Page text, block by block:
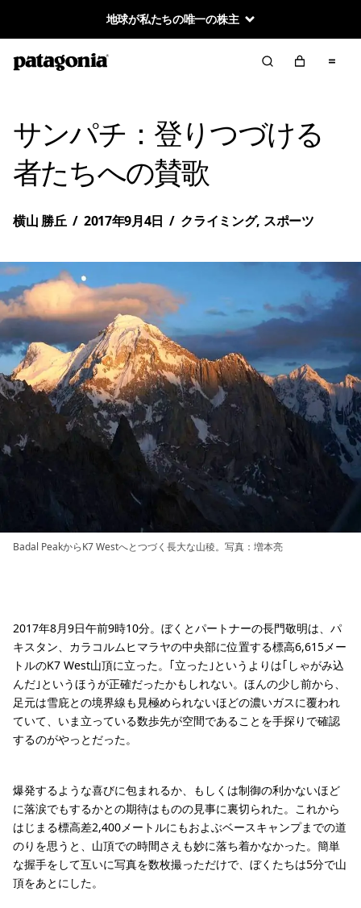
地球が私たちの唯一の株主
サンパチ：登りつづける
者たちへの賛歌
横山 勝丘 / 2017年9月4日 / クライミング, スポーツ
Badal PeakからK7 Westへとつづく長大な山稜。写真：増本亮
2017年8月9日午前9時10分。ぼくとパートナーの長門敬明は、パ
キスタン、カラコルムヒマラヤの中央部に位置する標高6,615メー
トルのK7 West山頂に立った。｢立った｣というよりは｢しゃがみ込
んだ｣というほうが正確だったかもしれない。ほんの少し前から、
足元は雪庇との境界線も見極められないほどの濃いガスに覆われ
ていて、いま立っている数歩先が空間であることを手探りで確認
するのがやっとだった。
爆発するような喜びに包まれるか、もしくは制御の利かないほど
に落涙でもするかとの期待はものの見事に裏切られた。これから
はじまる標高差2,400メートルにもおよぶベースキャンプまでの道
のりを思うと、山頂での時間さえも妙に落ち着かなかった。簡単
な握手をして互いに写真を数枚撮っただけで、ぼくたちは5分で山
頂をあとにした。